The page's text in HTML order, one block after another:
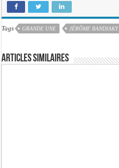
Tags GRANDE UNE JÉRÔME BANDIAKY
Articles similaires